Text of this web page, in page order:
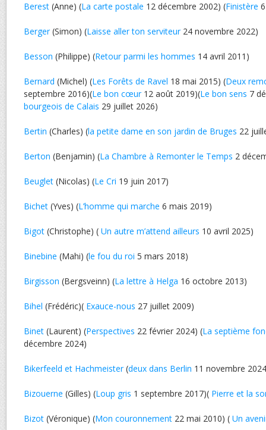
Berest (Anne) (La carte postale 12 décembre 2002) (Finistère
Berger(Simon) (Laisse aller ton serviteur24 novembre 2022)
Besson (Philippe) (Retour parmi les hommes 14 avril 2011)
Bernard (Michel) (Les Forêts de Ravel 18 mai 2015) (Deux
septembre 2016)(Le bon cœur12 août 2019)(Le bon sens 7
bourgeois de Calais 29 juillet 2026)
Bertin (Charles) (la petite dame en son jardin de Bruges 22
Berton (Benjamin) (La Chambre à Remonter le Temps 2
Beuglet (Nicolas) (Le Cri 19 juin 2017)
Bichet (Yves) (L’homme qui marche 6 mais 2019)
Bigot (Christophe) ( Un autre m’attend ailleurs 10 avril 2025)
Binebine (Mahi) (le fou du roi 5 mars 2018)
Birgisson (Bergsveinn) (La lettre à Helga 16 octobre 2013)
Bihel (Frédéric)( Exauce-nous 27 juillet 2009)
Binet (Laurent) (Perspectives 22 février 2024) (La septième
décembre 2024)
Bikerfeeld et Hachmeister(deux dans Berlin 11 novembre
Bizouerne (Gilles) (Loup gris 1 septembre 2017)( Pierre et la
Bizot (Véronique) (Mon couronnement 22 mai 2010) ( Un